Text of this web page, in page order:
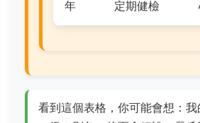
年
定期健檢
看到這個表格，你可能會想：